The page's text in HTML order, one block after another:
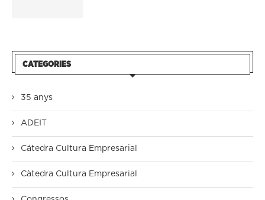
CATEGORIES
35 anys
ADEIT
Cátedra Cultura Empresarial
Càtedra Cultura Empresarial